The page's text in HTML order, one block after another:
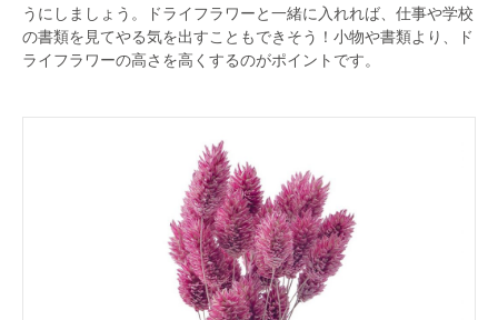
うにしましょう。ドライフラワーと一緒に入れれば、仕事や学校
の書類を見てやる気を出すこともできそう！小物や書類より、ド
ライフラワーの高さを高くするのがポイントです。